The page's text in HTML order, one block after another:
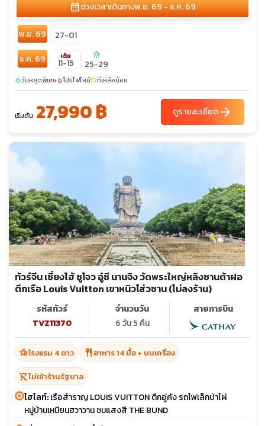
calendar_monthช่วงเวลาเดินทางพ.ย. 69 - ธ.ค. 69
พ.ย. 69
27-01
ธ.ค. 69
เต็ม
11-15
sunny
25-29
sunnyวันหยุดพิเศษlocal_fire_departmentโปรไฟไหม้confirmation_numberที่เหลือน้อย
เริ่มต้น 27,990 ฿ ดูรายละเอียดarrow_forward
ทัวร์จีน เซี่ยงไฮ้ ซูโจว อู๋ซี นานจิง วัดพระใหญ่หลิงซานต้าฝอ
ตึกเรือ Louis Vuitton เขาหนิวโส่วซาน (ไม่ลงร้าน)
รหัสทัวร์
TVZ11370
จำนวนวัน
6 วัน 5 คืน
สายการบิน
hotel_classโรงแรม 4 ดาว restaurant อาหาร 14 มื้อ + บนเครื่อง
shopping_cart_offไม่เข้าร้านรัฐบาล
ไฮไลท์:เรือสำราญ LOUIS VUITTON ตึกอู่คัง รถไฟเล็กป่าไผ่
หมู่บ้านเหนียนฮวาวาน ชมแสงสี THE BUND